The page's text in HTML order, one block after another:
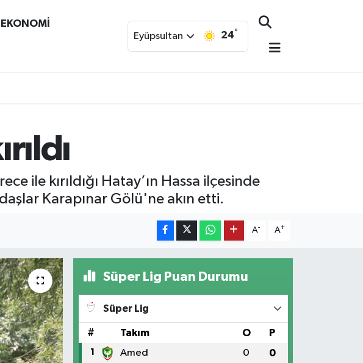
EKONOMİ
Eyüpsultan 24°
ile kırıldığı Hatay’ın Hassa ilçesinde
Karapınar Gölü'ne akın etti.
A- A+
Süper Lig Puan Durumu
Süper Lig
# Takım O P
1 Amed 0 0